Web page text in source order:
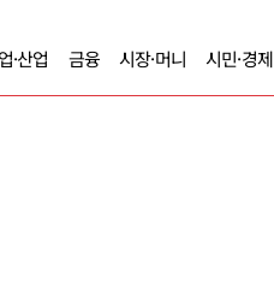
·산업 금융 시장·머니 시민·경제